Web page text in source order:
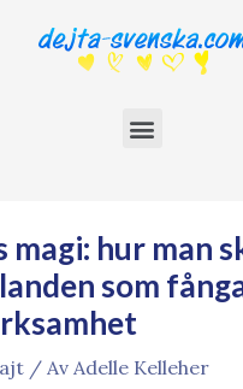
magi: hur man
som
/ Av Adelle Kelleher